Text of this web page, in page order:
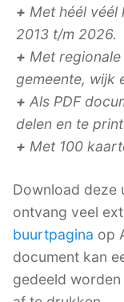
+ Met héél
2013 t/m 2026.
+ Met
gemeente, wijk
+ Als PDF
delen en te
+ Met 100
Download deze
ontvang veel
buurtpagina op
document kan
gedeeld